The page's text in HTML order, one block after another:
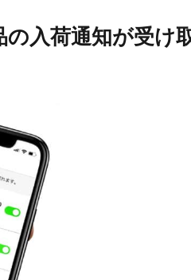
入荷通知が受け